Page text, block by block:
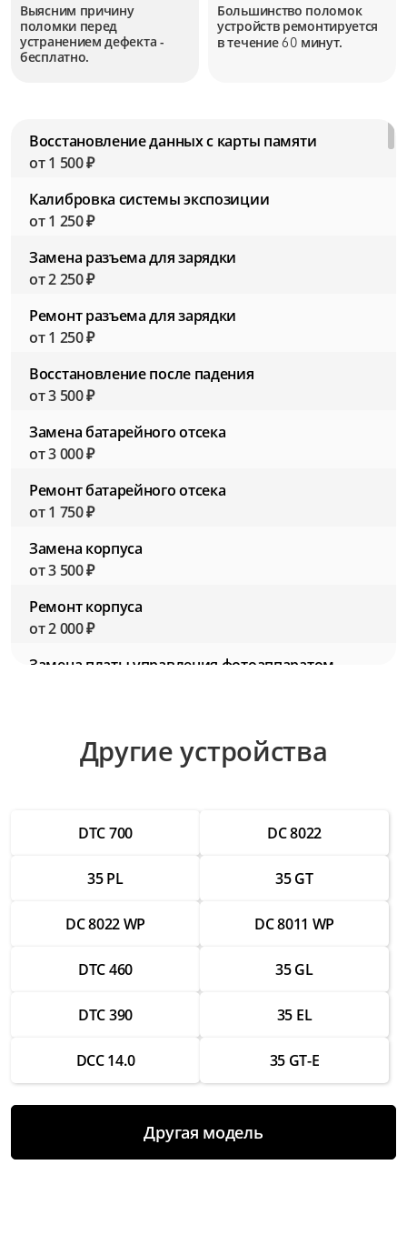
Выясним причину
поломки перед
устранением дефекта -
бесплатно.
Большинство поломок
устройств ремонтируется
в течение60 минут.
Восстановление данных с карты памяти
от 1 500 ₽
Калибровка системы экспозиции
от 1 250 ₽
Замена разъема для зарядки
от 2 250 ₽
Ремонт разъема для зарядки
от 1 250 ₽
Восстановление после падения
от 3 500 ₽
Замена батарейного отсека
от 3 000 ₽
Ремонт батарейного отсека
от 1 750 ₽
Замена корпуса
от 3 500 ₽
Ремонт корпуса
от 2 000 ₽
Замена платы управления фотоаппаратом
от 3 000 ₽
Ремонт разъемов для подключения
аксессуаров
Замена вспышки
от 1 500 ₽
Восстановление работы после попадания
от 3 000 ₽
Чистка и настройка
Другие устройства
DTC 700 DC 8022
35 PL 35 GT
DC 8022 WP DC 8011 WP
DTC 460 35 GL
DTC 390 35 EL
DCC 14.0 35 GT-E
Другая модель